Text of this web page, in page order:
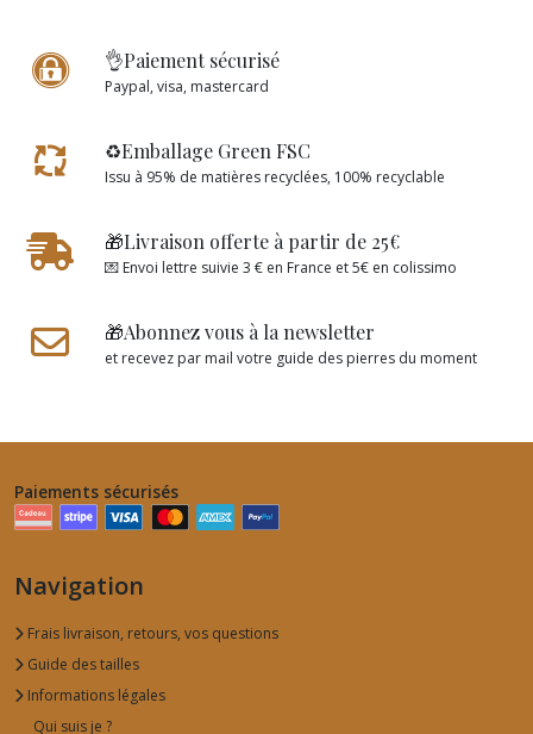
👌Paiement sécurisé
Paypal, visa, mastercard
♻️Emballage Green FSC
Issu à 95% de matières recyclées, 100% recyclable
🎁Livraison offerte à partir de 25€
💌 Envoi lettre suivie 3 € en France et 5€ en colissimo
🎁Abonnez vous à la newsletter
et recevez par mail votre guide des pierres du moment
Paiements sécurisés
Navigation
Frais livraison, retours, vos questions
Guide des tailles
Informations légales
Qui suis je ?